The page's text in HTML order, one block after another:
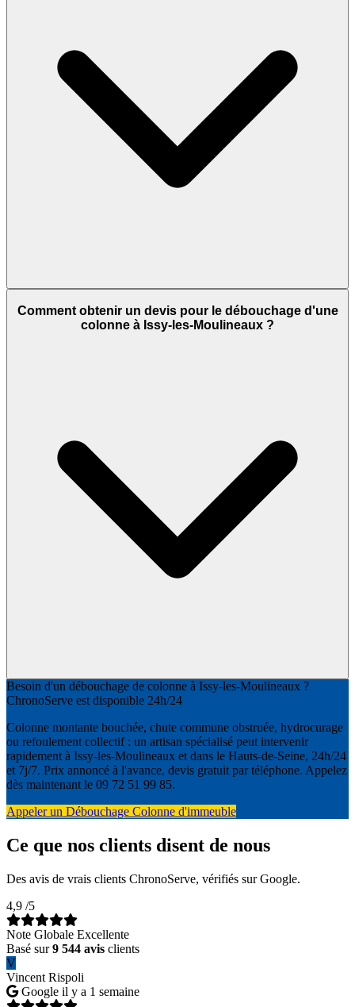
Comment obtenir un devis pour le débouchage d'une
colonne à Issy-les-Moulineaux ?
Besoin d'un débouchage de colonne à Issy-les-Moulineaux ?
ChronoServe est disponible 24h/24
Colonne montante bouchée, chute commune obstruée, hydrocurage
ou refoulement collectif : un artisan spécialisé peut intervenir
rapidement à Issy-les-Moulineaux et dans le Hauts-de-Seine, 24h/24
et 7j/7. Prix annoncé à l'avance, devis gratuit par téléphone. Appelez
dès maintenant le 09 72 51 99 85.
Appeler un Débouchage Colonne d'immeuble
Ce que nos clients disent de nous
Des avis de vrais clients ChronoServe, vérifiés sur Google.
4,9 /5
Note Globale Excellente
Basé sur9 544 avis clients
V
Vincent Rispoli
Google il y a 1 semaine